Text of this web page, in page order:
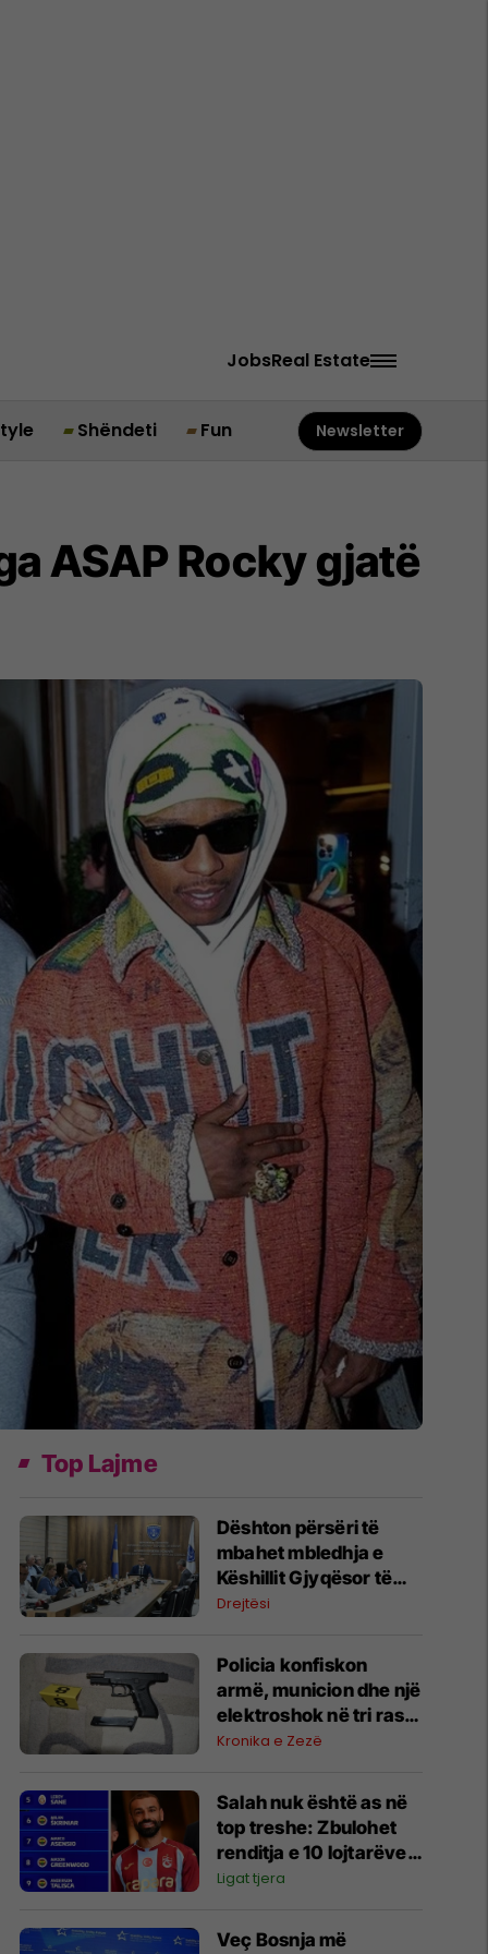
JobsReal Estate
Shëndeti Fun Newsletter
ASAP Rocky gjatë
Top Lajme
​Dështon përsëri të
mbahet mbledhja e
Këshillit Gjyqësor të
Kosovës
Drejtësi
Policia konfiskon
armë, municion dhe një
elektroshok në tri raste
të ndara në Podujevë,
Prishtinë
Kronika e Zezë
Salah nuk është as në
top treshe: Zbulohet
renditja e 10 lojtarëve
më të paguar në Turqi
Ligat tjera
​Veç Bosnja më